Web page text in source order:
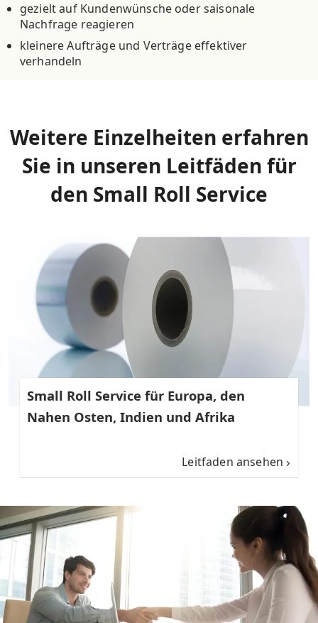
gezielt auf Kundenwünsche oder saisonale
Nachfrage reagieren
kleinere Aufträge und Verträge effektiver
verhandeln
Weitere Einzelheiten erfahren
Sie in unseren Leitfäden für
den Small Roll Service
Small Roll Service für Europa, den
Nahen Osten, Indien und Afrika
Leitfaden ansehen